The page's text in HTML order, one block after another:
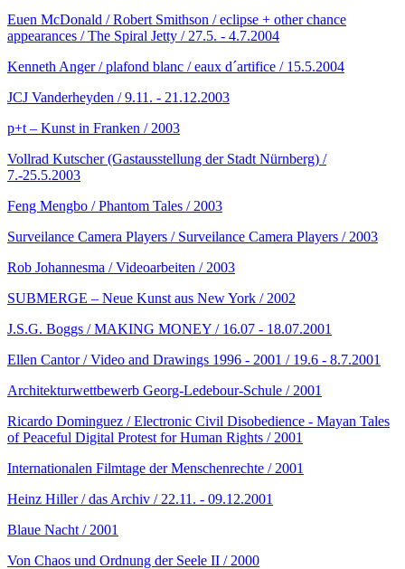
Euen McDonald / Robert Smithson / eclipse + other chance
appearances / The Spiral Jetty / 27.5. - 4.7.2004
Kenneth Anger / plafond blanc / eaux d´artifice / 15.5.2004
JCJ Vanderheyden / 9.11. - 21.12.2003
p+t – Kunst in Franken / 2003
Vollrad Kutscher (Gastausstellung der Stadt Nürnberg) /
7.-25.5.2003
Feng Mengbo / Phantom Tales / 2003
Surveilance Camera Players / Surveilance Camera Players / 2003
Rob Johannesma / Videoarbeiten / 2003
SUBMERGE – Neue Kunst aus New York / 2002
J.S.G. Boggs / MAKING MONEY / 16.07 - 18.07.2001
Ellen Cantor / Video and Drawings 1996 - 2001 / 19.6 - 8.7.2001
Architekturwettbewerb Georg-Ledebour-Schule / 2001
Ricardo Dominguez / Electronic Civil Disobedience - Mayan Tales
of Peaceful Digital Protest for Human Rights / 2001
Internationalen Filmtage der Menschenrechte / 2001
Heinz Hiller / das Archiv / 22.11. - 09.12.2001
Blaue Nacht / 2001
Von Chaos und Ordnung der Seele II / 2000